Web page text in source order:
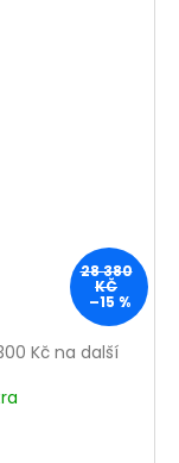
28 380
KČ
–15 %
Kč na další